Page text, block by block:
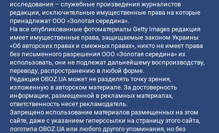
исследования – служебные произведения журналистов
редакции, исключительные имущественные права на которые
принадлежат ООО «Золотая середина».
На все опубликованные фотоматериалы Getty Images редакция
имеет имущественные права, защищаемые законом Украины
«Об авторских правах и смежных правах», никто не имеет права
без письменного разрешения ООО «Золотая середина» их
использовать, они не подлежат дальнейшему воспроизводству,
переводу, распространению в любой форме.
Редакция OBOZ.UA может не разделять точку зрения,
изложенную в авторском материале. За достоверность
информации, размещенной в рекламных материалах,
ответственность несет рекламодатель.
Запрещено использование материалов размещенных на этом
сайте, даже с указанием гиперссылки на страницу этого сайта,
логотипа OBOZ.UA или любого другого упоминания, но без